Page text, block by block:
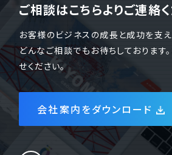
ご相談はこちらよりご連絡く
お客様のビジネスの成長と成功を支え
どんなご相談でもお待ちしております
せください。
会社案内をダウンロード